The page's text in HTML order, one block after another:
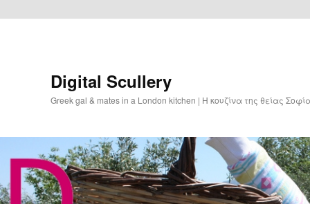
Digital Scullery
Greek gal & mates in a London kitchen | Η κουζίνα της θείας